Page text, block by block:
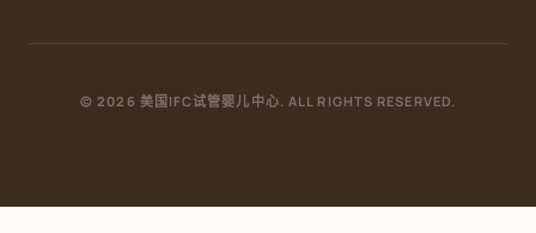
© 2026 美国IFC试管婴儿中心. ALL RIGHTS RESERVED.